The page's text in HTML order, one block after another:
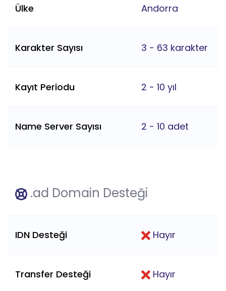
Ülke Andorra
Karakter Sayısı 3 - 63 karakter
Kayıt Periodu 2 - 10 yıl
Name Server Sayısı 2 - 10 adet
.ad Domain Desteği
IDN Desteği Hayır
Transfer Desteği Hayır